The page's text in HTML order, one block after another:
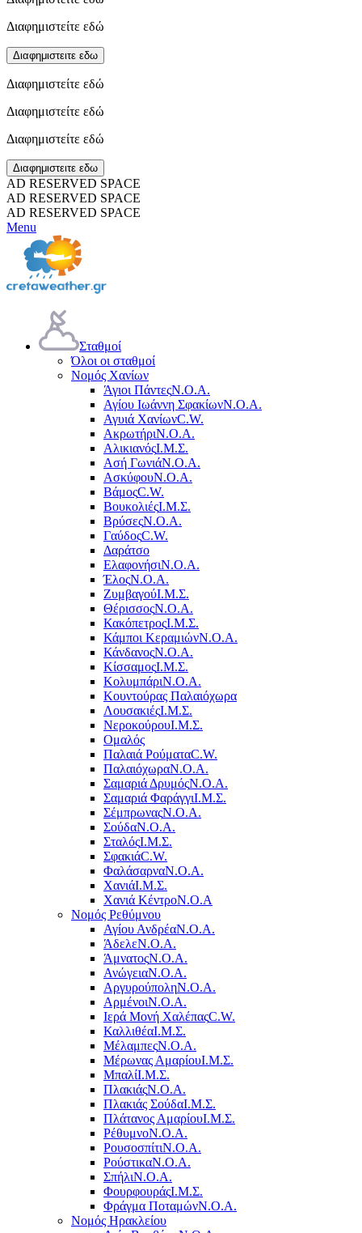
Διαφημιστείτε εδώ
Διαφημιστειτε εδω
Διαφημιστείτε εδώ
Διαφημιστείτε εδώ
Διαφημιστείτε εδώ
Διαφημιστειτε εδω
AD RESERVED SPACE
AD RESERVED SPACE
AD RESERVED SPACE
Menu
Σταθμοί
Όλοι οι σταθμοί
Νομός Χανίων
Άγιοι ΠάντεςΝ.Ο.Α.
Αγίου Ιωάννη ΣφακίωνΝ.Ο.Α.
Αγυιά ΧανίωνC.W.
ΑκρωτήριΝ.Ο.Α.
ΑλικιανόςΙ.Μ.Σ.
Ασή ΓωνιάΝ.Ο.Α.
ΑσκύφουΝ.Ο.Α.
ΒάμοςC.W.
ΒουκολιέςΙ.Μ.Σ.
ΒρύσεςΝ.Ο.Α.
ΓαύδοςC.W.
Δαράτσο
ΕλαφονήσιΝ.Ο.Α.
ΈλοςΝ.Ο.Α.
ΖυμβαγούΙ.Μ.Σ.
ΘέρισσοςΝ.Ο.Α.
ΚακόπετροςΙ.Μ.Σ.
Κάμποι ΚεραμιώνΝ.Ο.Α.
ΚάνδανοςΝ.Ο.Α.
ΚίσσαμοςΙ.Μ.Σ.
ΚολυμπάριΝ.Ο.Α.
Κουντούρας Παλαιόχωρα
ΛουσακιέςΙ.Μ.Σ.
ΝεροκούρουΙ.Μ.Σ.
Ομαλός
Παλαιά ΡούματαC.W.
ΠαλαιόχωραΝ.Ο.Α.
Σαμαριά ΔρυμόςΝ.Ο.Α.
Σαμαριά ΦαράγγιΙ.Μ.Σ.
ΣέμπρωναςΝ.Ο.Α.
ΣούδαΝ.Ο.Α.
ΣταλόςΙ.Μ.Σ.
ΣφακιάC.W.
ΦαλάσαρναΝ.Ο.Α.
ΧανιάΙ.Μ.Σ.
Χανιά ΚέντροN.O.A
Νομός Ρεθύμνου
Αγίου ΑνδρέαΝ.Ο.Α.
ΆδελεΝ.Ο.Α.
ΆμνατοςΝ.Ο.Α.
ΑνώγειαΝ.Ο.Α.
ΑργυρούποληΝ.Ο.Α.
ΑρμένοιΝ.Ο.Α.
Ιερά Μονή ΧαλέπαςC.W.
ΚαλλιθέαΙ.Μ.Σ.
ΜέλαμπεςΝ.Ο.Α.
Μέρωνας ΑμαρίουΙ.Μ.Σ.
ΜπαλίΙ.Μ.Σ.
ΠλακιάςΝ.Ο.Α.
Πλακιάς ΣούδαΙ.Μ.Σ.
Πλάτανος ΑμαρίουΙ.Μ.Σ.
ΡέθυμνοΝ.Ο.Α.
ΡουσοσπίτιΝ.Ο.Α.
ΡούστικαΝ.Ο.Α.
ΣπήλιΝ.Ο.Α.
ΦουρφουράςΙ.Μ.Σ.
Φράγμα ΠοταμώνΝ.Ο.Α.
Νομός Ηρακλείου